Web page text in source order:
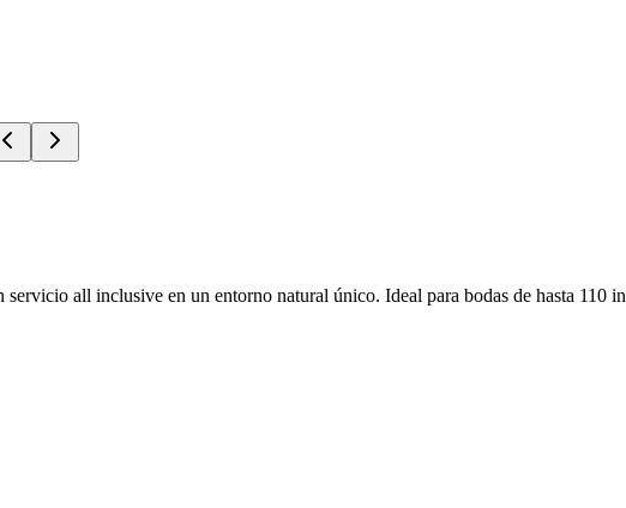
all inclusive en un entorno natural único. Ideal para bodas de hasta 110